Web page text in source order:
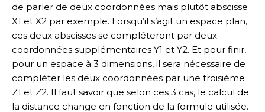
de parler de deux coordonnées mais plutôt abscisse
X1 et X2 par exemple. Lorsqu’il s’agit un espace plan,
ces deux abscisses se compléteront par deux
coordonnées supplémentaires Y1 et Y2. Et pour finir,
pour un espace à 3 dimensions, il sera nécessaire de
compléter les deux coordonnées par une troisième
Z1 et Z2. Il faut savoir que selon ces 3 cas, le calcul de
la distance change en fonction de la formule utilisée.